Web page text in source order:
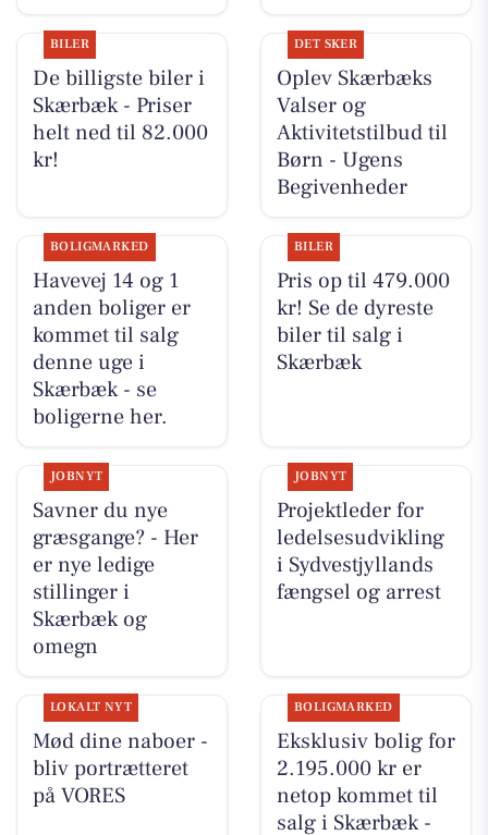
BILER
De billigste biler i
Skærbæk - Priser
helt ned til 82.000
kr!
DET SKER
Oplev Skærbæks
Valser og
Aktivitetstilbud til
Børn - Ugens
Begivenheder
BOLIGMARKED
Havevej 14 og 1
anden boliger er
kommet til salg
denne uge i
Skærbæk - se
boligerne her.
BILER
Pris op til 479.000
kr! Se de dyreste
biler til salg i
Skærbæk
JOBNYT
Savner du nye
græsgange? - Her
er nye ledige
stillinger i
Skærbæk og
omegn
JOBNYT
Projektleder for
ledelsesudvikling
i Sydvestjyllands
fængsel og arrest
LOKALT NYT
Mød dine naboer -
bliv portrætteret
på VORES
BOLIGMARKED
Eksklusiv bolig for
2.195.000 kr er
netop kommet til
salg i Skærbæk -